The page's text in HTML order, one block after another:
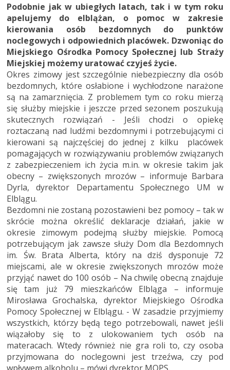
Podobnie jak w ubiegłych latach, tak i w tym roku
apelujemy do elblążan, o pomoc w zakresie
kierowania osób bezdomnych do punktów
noclegowych i odpowiednich placówek. Dzwoniąc do
Miejskiego Ośrodka Pomocy Społecznej lub Straży
Miejskiej możemy uratować czyjeś życie.
Okres zimowy jest szczególnie niebezpieczny dla osób
bezdomnych, które osłabione i wychłodzone narażone
są na zamarznięcia. Z problemem tym co roku mierzą
się służby miejskie i jeszcze przed sezonem poszukują
skutecznych rozwiązań - Jeśli chodzi o opiekę
roztaczaną nad ludźmi bezdomnymi i potrzebującymi ci
kierowani są najczęściej do jednej z kilku placówek
pomagających w rozwiązywaniu problemów związanych
z zabezpieczeniem ich życia m.in. w okresie takim jak
obecny – zwiększonych mrozów – informuje Barbara
Dyrla, dyrektor Departamentu Społecznego UM w
Elblągu.
Bezdomni nie zostaną pozostawieni bez pomocy – tak w
skrócie można określić deklaracje działań, jakie w
okresie zimowym podejmą służby miejskie. Pomocą
potrzebującym jak zawsze służy Dom dla Bezdomnych
im. Św. Brata Alberta, który na dziś dysponuje 72
miejscami, ale w okresie zwiększonych mrozów może
przyjąć nawet do 100 osób – Na chwilę obecną znajduje
się tam już 79 mieszkańców Elbląga – informuje
Mirosława Grochalska, dyrektor Miejskiego Ośrodka
Pomocy Społecznej w Elblągu. - W zasadzie przyjmiemy
wszystkich, którzy będą tego potrzebowali, nawet jeśli
wiązałoby się to z ulokowaniem tych osób na
materacach. Wtedy również nie gra roli to, czy osoba
przyjmowana do noclegowni jest trzeźwa, czy pod